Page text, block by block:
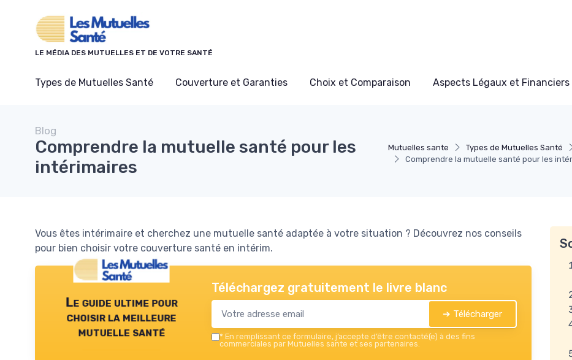
LE MÉDIA DES MUTUELLES ET DE VOTRE SANTÉ
Types de Mutuelles Santé Couverture et Garanties Choix et Comparaison Aspects Légaux et Financiers
Mutuelles sante Types de Mutuelles Santé
Comprendre la mutuelle santé pour les
Blog
Comprendre la mutuelle santé pour les
intérimaires
Vous êtes intérimaire et cherchez une mutuelle santé adaptée à votre situation ? Découvrez nos conseils
pour bien choisir votre couverture santé en intérim.
Le guide ultime pour
choisir la meilleure
mutuelle santé
Téléchargez gratuitement le livre blanc
➔ Télécharger
* En remplissant ce formulaire, j’accepte d’être contacté(e) à des fins
commerciales par Mutuelles sante et ses partenaires.